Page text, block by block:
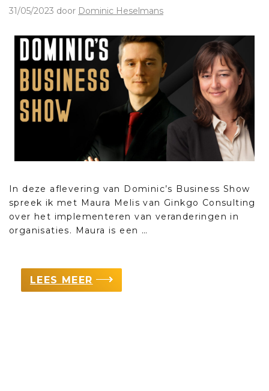
31/05/2023 door Dominic Heselmans
In deze aflevering van Dominic’s Business Show
spreek ik met Maura Melis van Ginkgo Consulting
over het implementeren van veranderingen in
organisaties. Maura is een …
LEES MEER